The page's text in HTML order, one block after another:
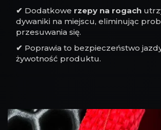
✔ Dodatkowe rzepy na rogach
dywaniki na miejscu, eliminując
przesuwania się.
✔ Poprawia to bezpieczeństwo
żywotność produktu.